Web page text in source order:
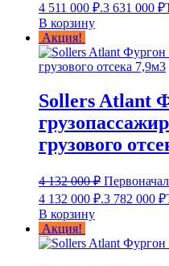
4 511 000 ₽.3 631 000 ₽
В корзину
Акция!
Sollers Atlant
грузового
4 132 000₽
4 132 000 ₽.3 782 000 ₽
В корзину
Акция!